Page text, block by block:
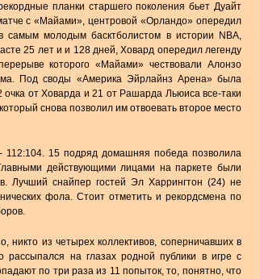
планки старшего поколения бьет Дуайт
с «Майами», центровой «Орландо» опередил
самым молодым басктболистом в истории NBA,
25 лет и и 128 дней, Ховард опередил легенду
которого «Майами» чествовали Алонзо
Под своды «Америка Эйрлайнз Арена» была
от Ховарда и 21 от Рашарда Льюиса все-таки
снова позволил им отвоевать второе место
15 подряд домашняя победа позволила
действующими лицами на паркете были
Лучший снайпер гостей Эл Харрингтон (24) не
фола. Стоит отметить и рекордсмена по
никто из четырех коллективов, соперничавших в
на глазах родной публики в игре с
по три раза из 11 попыток, то, понятно, что